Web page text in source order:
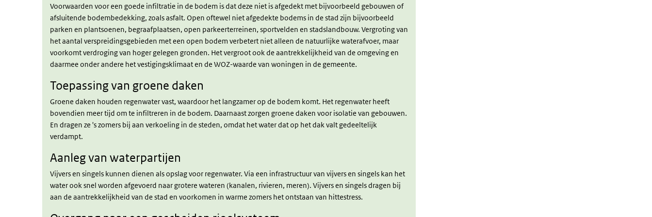
Voorwaarden voor een goede infiltratie in de bodem is dat deze niet is afgedekt met bijvoorbeeld gebouwen of
afsluitende bodembedekking, zoals asfalt. Open oftewel niet afgedekte bodems in de stad zijn bijvoorbeeld
parken en plantsoenen, begraafplaatsen, open parkeerterreinen, sportvelden en stadslandbouw. Vergroting van
het aantal verspreidingsgebieden met een open bodem verbetert niet alleen de natuurlijke waterafvoer, maar
voorkomt verdroging van hoger gelegen gronden. Het vergroot ook de aantrekkelijkheid van de omgeving en
daarmee onder andere het vestigingsklimaat en de WOZ-waarde van woningen in de gemeente.
Toepassing van groene daken
Groene daken houden regenwater vast, waardoor het langzamer op de bodem komt. Het regenwater heeft
bovendien meer tijd om te infiltreren in de bodem. Daarnaast zorgen groene daken voor isolatie van gebouwen.
En dragen ze 's zomers bij aan verkoeling in de steden, omdat het water dat op het dak valt gedeeltelijk
verdampt.
Aanleg van waterpartijen
Vijvers en singels kunnen dienen als opslag voor regenwater. Via een infrastructuur van vijvers en singels kan het
water ook snel worden afgevoerd naar grotere wateren (kanalen, rivieren, meren). Vijvers en singels dragen bij
aan de aantrekkelijkheid van de stad en voorkomen in warme zomers het ontstaan van hittestress.